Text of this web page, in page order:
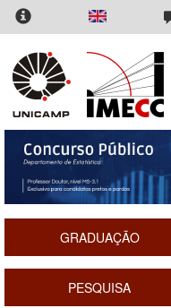
Pular
para
conteúdo
principal
GRADUAÇÃO
PESQUISA